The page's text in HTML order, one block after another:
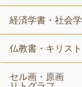
経済学書・社会
仏教書・キリス
セル画・原画